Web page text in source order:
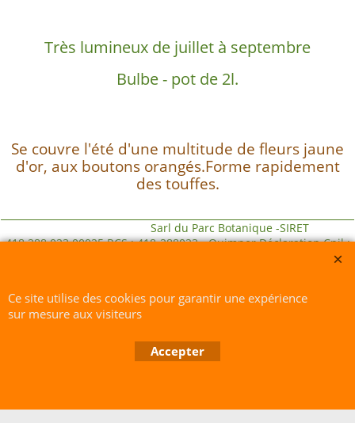
Très lumineux de juillet à septembre
Bulbe - pot de 2l.
Se couvre l'été d'une multitude de fleurs jaune
d'or, aux boutons orangés.Forme rapidement
des touffes.
Sarl du Parc Botanique -SIRET
418 288 023 00025 RCS : 418-288023 - Quimper Déclaration Cnil :
Boutique en ligne créés avec le logiciel eCommerce ShopFactory
Ce site utilise des cookies pour garantir une expérience
sur mesure aux visiteurs
Accepter